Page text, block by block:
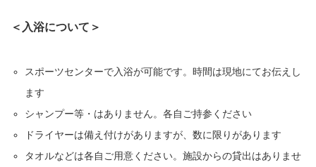
＜入浴について＞
スポーツセンターで入浴が可能です。時間は現地にてお伝えし
ます
シャンプー等・はありません。各自ご持参ください
ドライヤーは備え付けがありますが、数に限りがあります
タオルなどは各自ご用意ください。施設からの貸出はありませ